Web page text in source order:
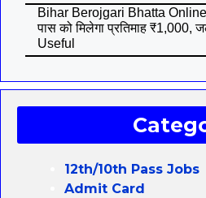
Bihar Berojgari Bhatta
पास को मिलेगा प्रतिमाह ₹1,000,
Useful
12th/10th Pass Jobs
Admit Card